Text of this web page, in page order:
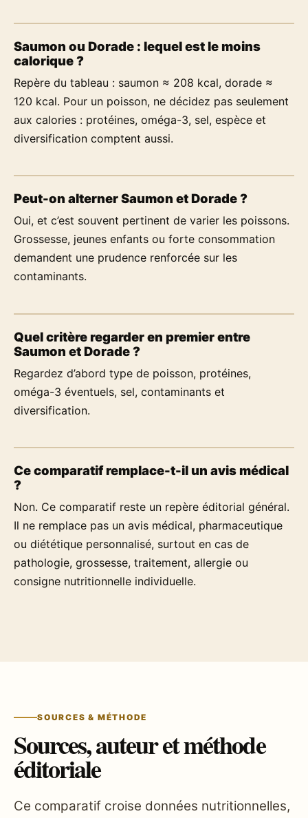
Saumon ou Dorade : lequel est le moins
calorique ?
Repère du tableau : saumon ≈ 208 kcal, dorade ≈
120 kcal. Pour un poisson, ne décidez pas seulement
aux calories : protéines, oméga-3, sel, espèce et
diversification comptent aussi.
Peut-on alterner Saumon et Dorade ?
Oui, et c’est souvent pertinent de varier les poissons.
Grossesse, jeunes enfants ou forte consommation
demandent une prudence renforcée sur les
contaminants.
Quel critère regarder en premier entre
Saumon et Dorade ?
Regardez d’abord type de poisson, protéines,
oméga-3 éventuels, sel, contaminants et
diversification.
Ce comparatif remplace-t-il un avis médical
?
Non. Ce comparatif reste un repère éditorial général.
Il ne remplace pas un avis médical, pharmaceutique
ou diététique personnalisé, surtout en cas de
pathologie, grossesse, traitement, allergie ou
consigne nutritionnelle individuelle.
SOURCES & MÉTHODE
Sources, auteur et méthode
éditoriale
Ce comparatif croise données nutritionnelles,